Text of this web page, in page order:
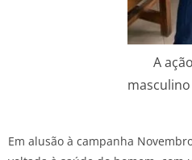
A
Em alusão à campanha